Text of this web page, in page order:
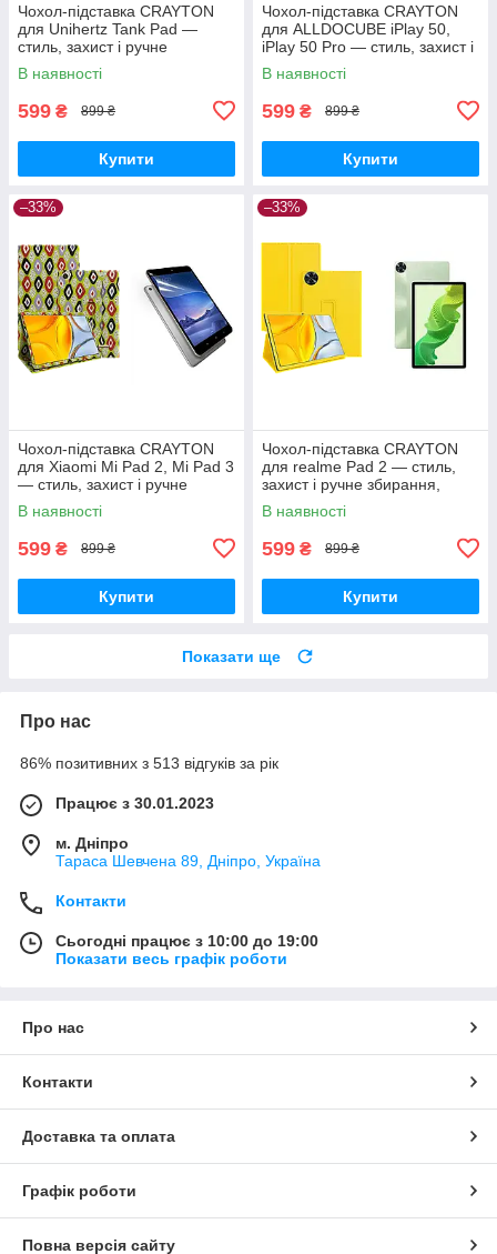
Чохол-підставка CRAYTON
для Unihertz Tank Pad —
стиль, захист і ручне
збирання, колір Камні
В наявності
599 ₴ 899 ₴
Купити
Чохол-підставка CRAYTON
для ALLDOCUBE iPlay 50,
iPlay 50 Pro — стиль, захист і
ручне збирання, колір Камні
В наявності
599 ₴ 899 ₴
Купити
–33%
Чохол-підставка CRAYTON
для Xiaomi Mi Pad 2, Mi Pad 3
— стиль, захист і ручне
збирання, колір Камні
В наявності
599 ₴ 899 ₴
Купити
–33%
Чохол-підставка CRAYTON
для realme Pad 2 — стиль,
захист і ручне збирання,
колір Жовтий
В наявності
599 ₴ 899 ₴
Купити
Показати ще
Про нас
86% позитивних з 513 відгуків за рік
Працює з 30.01.2023
м. Дніпро
Тараса Шевчена 89, Дніпро, Україна
Контакти
Сьогодні працює з 10:00 до 19:00
Показати весь графік роботи
Про нас
Контакти
Доставка та оплата
Графік роботи
Повна версія сайту